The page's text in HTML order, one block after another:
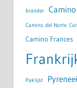
brander
Camino del Norte.
Camino Frances
Paklijst